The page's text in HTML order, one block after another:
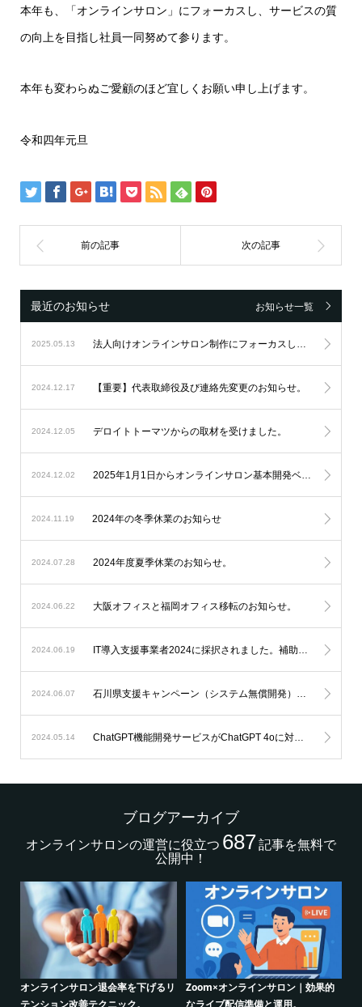
本年も、「オンラインサロン」にフォーカスし、サービスの質
の向上を目指し社員一同努めて参ります。
本年も変わらぬご愛顧のほど宜しくお願い申し上げます。
令和四年元旦
最近のお知らせ お知らせ一覧
2025.05.13
2024.12.17 【重要】代表取締役及び連絡先変更のお知らせ。
2024.12.05 デロイトトーマツからの取材を受けました。
2024.12.02 2025年1月1日からオンラインサロン基本開発ベースシステムの料金改定を実施します。
2024.11.19 2024年の冬季休業のお知らせ
2024.07.28 2024年度夏季休業のお知らせ。
2024.06.22 大阪オフィスと福岡オフィス移転のお知らせ。
2024.06.19
2024.06.07
2024.05.14 ChatGPT機能開発サービスがChatGPT 4oに対応します。
ブログアーカイブ
オンラインサロンの運営に役立つ 687記事を無料で
公開中！
シリーズ連載【運営者のお悩み解
オンラインサロンでの”学び”がこれ